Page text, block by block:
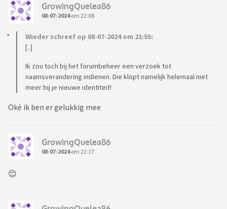
GrowingQuelea86
08-07-2024om 22:08
Wieder schreef op 08-07-2024 om 21:55:
[..]
Ik zou toch bij het forumbeheer een verzoek tot
naamsverandering indienen. Die klopt namelijk helemaal niet
meer bij je nieuwe identiteit!
Oké ik ben er gelukkig mee
GrowingQuelea86
08-07-2024om 22:17
😊